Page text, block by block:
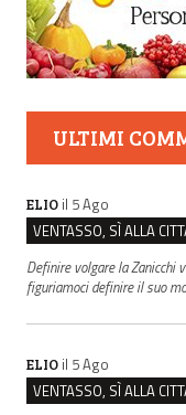
ULTIMI
ELIO il 5 Ago
Definire volgare la Zanicchi
figuriamoci definire il suo
ELIO il 5 Ago